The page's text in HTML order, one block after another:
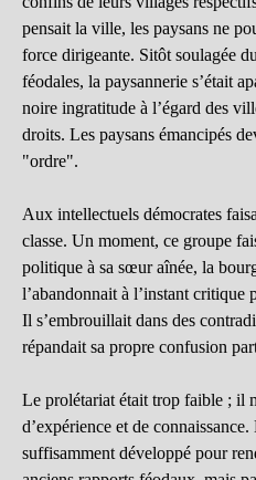
pensait la ville, les paysans ne
force dirigeante. Sitôt soulagée
féodales, la paysannerie s’était
noire ingratitude à l’égard des
droits. Les paysans émancipés
"ordre".
Aux intellectuels démocrates
classe. Un moment, ce groupe
politique à sa sœur aînée, la
l’abandonnait à l’instant critique
Il s’embrouillait dans des
répandait sa propre confusion
Le prolétariat était trop faible ; il
d’expérience et de
suffisamment développé pour